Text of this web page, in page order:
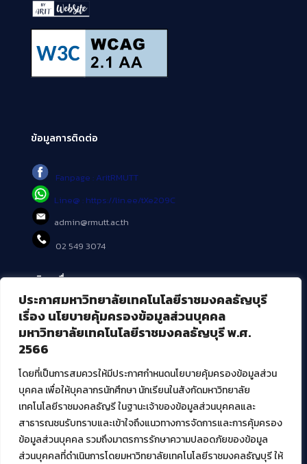
ประกาศมหาวิทยาลัยเทคโนโลยีราชมงคลธัญบุรี
เรื่อง นโยบายคุ้มครองข้อมูลส่วนบุคคล
มหาวิทยาลัยเทคโนโลยีราชมงคลธัญบุรี พ.ศ.
2566
โดยที่เป็นการสมควรให้มีประกาศกำหนดนโยบายคุ้มครองข้อมูลส่วน
บุคคล เพื่อให้บุคลากรนักศึกษา นักเรียนในสังกัดมหาวิทยาลัย
เทคโนโลยีราชมงคลธัญรี ในฐานะเจ้าของข้อมูลส่วนบุคคลและ
สาธารณชนรับทราบและเข้าใจถึงแนวทางการจัดการและการคุ้มครอง
ข้อมูลส่วนบุคคล รวมถึงมาตรการรักษาความปลอดภัยของข้อมูล
ส่วนบุคคลที่ดำเนินการโดยมหาวิทยาลัยเทคโนโลยีราชมงคลธัญบุรี ให้
ข้อมูลการติดต่อ
Fanpage : AritRMUTT
Line@ : https://lin.ee/tXe209C
admin@rmutt.ac.th
02 549 3074
บริการอื่นๆ ของ สวส.
ศูนย์สื่อดิจิทัล
ศูนย์นวัตกรรมและความรู้
ศูนย์พัฒนาและบริการนวัตกรรมดิจิทัล
สมัยใหม่ (MoSeC)
งานบริการวิชาการให้กับหน่วยงานภายนอก
โครงการส่งเสริมและพัฒนาผู้ประกอบการ SME โดย. มทร.ธัญบุรี
กิจกรรมการเชื่อมโยงเครือข่ายผู้ให้บริการเครื่องจักรกลทางการ
เกษตร ภายใต้โครงการส่งเสริมการรแปรรูปสินค้าเกษตรระดับชุมชน